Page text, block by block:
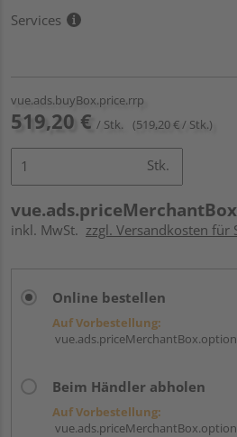
Services
vue.ads.buyBox.price.rrp
519,20 € / Stk. (519,20 € / Stk.)
Stk.
inkl. MwSt. zzgl. Versandkosten für
Online bestellen
Auf Vorbestellung:
Beim Händler abholen
Auf Vorbestellung: